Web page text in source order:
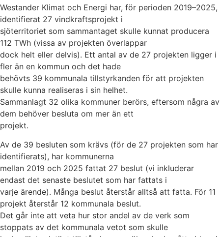
Westander Klimat och Energi har, för perioden 2019–2025,
identifierat 27 vindkraftsprojekt i
sjöterritoriet som sammantaget skulle kunnat producera
112 TWh (vissa av projekten överlappar
dock helt eller delvis). Ett antal av de 27 projekten ligger i
fler än en kommun och det hade
behövts 39 kommunala tillstyrkanden för att projekten
skulle kunna realiseras i sin helhet.
Sammanlagt 32 olika kommuner berörs, eftersom några av
dem behöver besluta om mer än ett
projekt.
Av de 39 besluten som krävs (för de 27 projekten som har
identifierats), har kommunerna
mellan 2019 och 2025 fattat 27 beslut (vi inkluderar
endast det senaste beslutet som har fattats i
varje ärende). Många beslut återstår alltså att fatta. För 11
projekt återstår 12 kommunala beslut.
Det går inte att veta hur stor andel av de verk som
stoppats av det kommunala vetot som skulle